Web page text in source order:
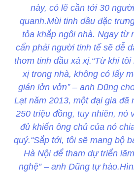
này, có lẽ cần tới 30
quanh.Mùi tinh dầu đặc
tỏa khắp ngôi nhà. Ngay từ
cẩn phải người tinh tế sẽ dễ
thơm tinh dầu xá xị.“Từ khi
xị trong nhà, không có lấy
gián lởn vởn” – anh Dũng
Lạt năm 2013, một đại gia đã
250 triệu đồng, tuy nhiên, nó
đủ khiến ông chủ của nó
quý.“Sắp tới, tôi sẽ mang bộ
Hà Nội để tham dự triển
nghệ” – anh Dũng tự